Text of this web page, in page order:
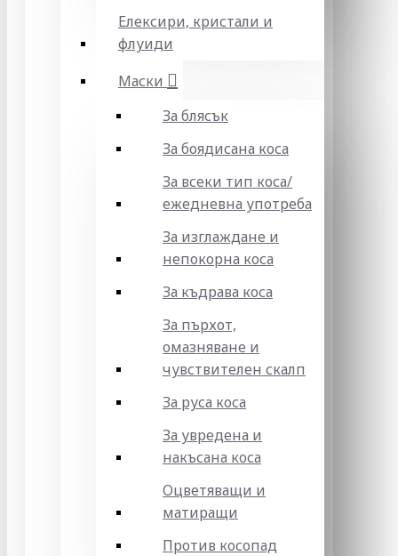
Елексири, кристали и
флуиди
Маски
За блясък
За боядисана коса
За всеки тип коса/
ежедневна употреба
За изглаждане и
непокорна коса
За къдрава коса
За пърхот,
омазняване и
чувствителен скалп
За руса коса
За увредена и
накъсана коса
Оцветяващи и
матиращи
Против косопад